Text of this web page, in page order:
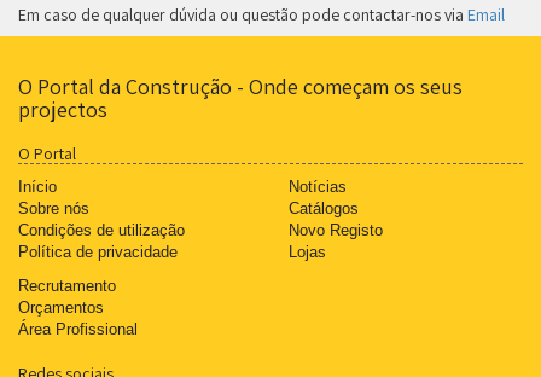
Em caso de qualquer dúvida ou questão pode contactar-nos via Email
O Portal da Construção - Onde começam os seus
projectos
O Portal
Início
Sobre nós
Condições de utilização
Política de privacidade
Notícias
Catálogos
Novo Registo
Lojas
Recrutamento
Orçamentos
Área Profissional